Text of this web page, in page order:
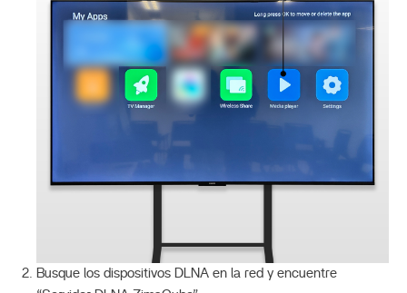
Busque los dispositivos DLNA en la red y encuentre